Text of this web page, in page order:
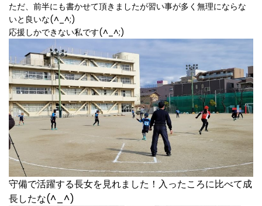
ただ、前半にも書かせて頂きましたが習い事が多く無理にならな
いと良いな(^_^;)
応援しかできない私です(^_^;)
守備で活躍する長女を見れました！入ったころに比べて成
長したな(^_^)